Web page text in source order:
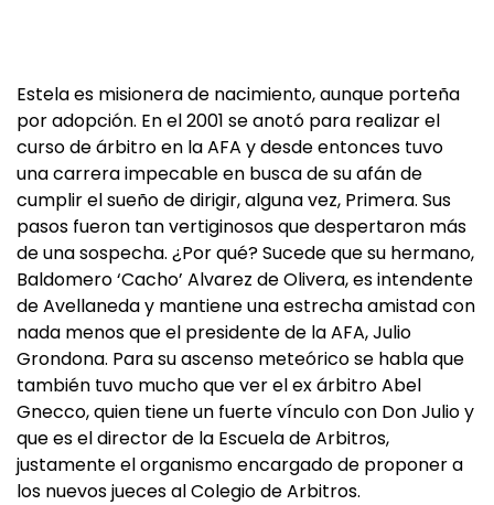
Estela es misionera de nacimiento, aunque porteña
por adopción. En el 2001 se anotó para realizar el
curso de árbitro en la AFA y desde entonces tuvo
una carrera impecable en busca de su afán de
cumplir el sueño de dirigir, alguna vez, Primera. Sus
pasos fueron tan vertiginosos que despertaron más
de una sospecha. ¿Por qué? Sucede que su hermano,
Baldomero ‘Cacho’ Alvarez de Olivera, es intendente
de Avellaneda y mantiene una estrecha amistad con
nada menos que el presidente de la AFA, Julio
Grondona. Para su ascenso meteórico se habla que
también tuvo mucho que ver el ex árbitro Abel
Gnecco, quien tiene un fuerte vínculo con Don Julio y
que es el director de la Escuela de Arbitros,
justamente el organismo encargado de proponer a
los nuevos jueces al Colegio de Arbitros.